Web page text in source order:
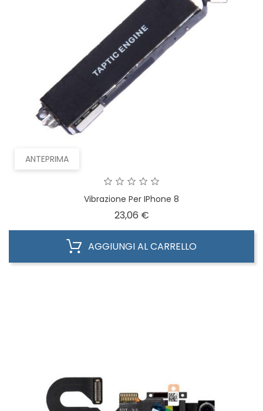
ANTEPRIMA
Vibrazione Per IPhone 8
23,06 €Prezzo
AGGIUNGI AL CARRELLO